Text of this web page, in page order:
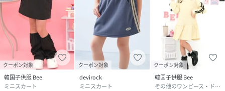
クーポン対象
韓国子供服 Bee
ミニスカート
クーポン対象
devirock
ミニスカート
クーポン対象
韓国子供服 Bee
その他のワンピース・ドレス